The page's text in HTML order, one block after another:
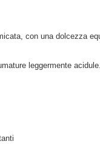
con una dolcezza
leggermente acidule.